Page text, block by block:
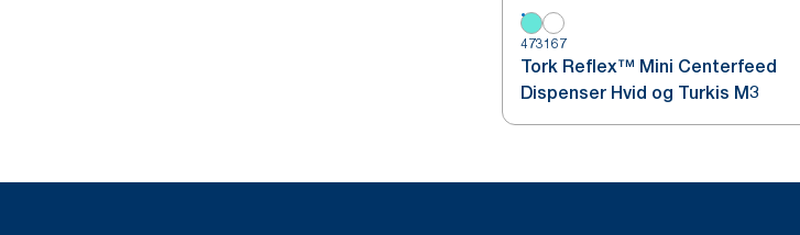
473167
Tork Reflex™ Mini Centerfeed
Dispenser Hvid og Turkis M3